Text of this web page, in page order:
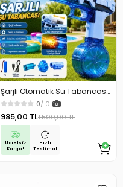
Şarjlı Otomatik Su Tabancası
Oyuncak Geniş Hazneli
0/ 0
985,00 TL1.500,00 TL
Ücretsiz
Kargo!
Hızlı
Teslimat